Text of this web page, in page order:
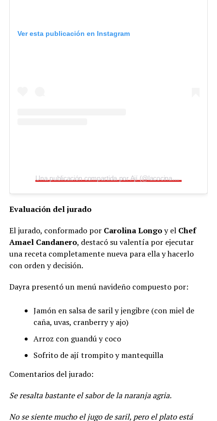
Ver esta publicación en Instagram
Una publicación compartida por Ají (@lacocinadeaji)
Evaluación del jurado
El jurado, conformado por Carolina Longoy el Chef
Amael Candanero, destacó su valentía por ejecutar
una receta completamente nueva para ella y hacerlo
con orden y decisión.
Dayra presentó un menú navideño compuesto por:
Jamón en salsa de saril y jengibre (con miel de
caña, uvas, cranberry y ajo)
Arroz con guandú y coco
Sofrito de ají trompito y mantequilla
Comentarios del jurado:
Se resalta bastante el sabor de la naranja agria.
No se siente mucho el jugo de saril, pero el plato está